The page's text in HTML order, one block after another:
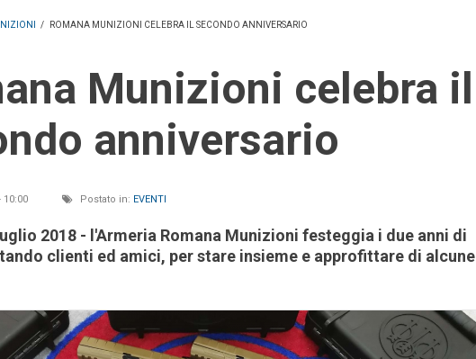
/ ROMANA MUNIZIONI CELEBRA IL SECONDO ANNIVERSARIO
anniversario
10:00 Postato in: EVENTI
2018 - l'Armeria Romana Munizioni festeggia i due anni di
clienti ed amici, per stare insieme e approfittare di alcune